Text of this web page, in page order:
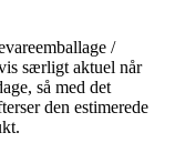
/
særligt aktuel når
så med det
den estimerede